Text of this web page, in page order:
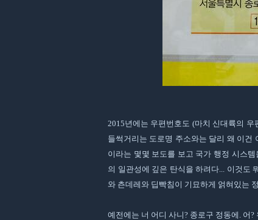
2015년에는 우편번호도 (마치 신대륙의
들썩거리는 도로명 주소와는 달리 왜 이건
이라는 몇몇 보도를 보고 국가 행정 시스
의 일관성에 깊은 탄식을 하려다... 이것도
와 츤데레와 딥빡침이 기묘하게 얽혀있는
예전에는 너 어디 사니? 종로구 정동에. 어?